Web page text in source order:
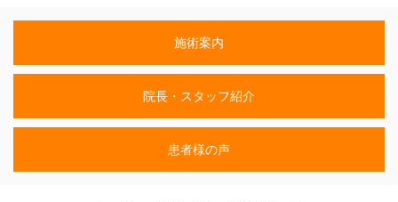
施術案内
院長・スタッフ紹介
患者様の声